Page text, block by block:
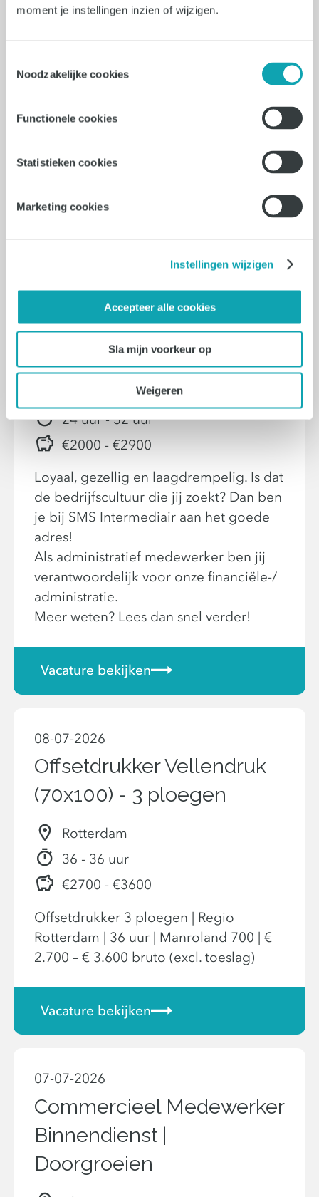
moment je instellingen inzien of wijzigen.
Noodzakelijke cookies
Functionele cookies
Statistieken cookies
Marketing cookies
Instellingen wijzigen
Accepteer alle cookies
Sla mijn voorkeur op
Weigeren
Communicatie
32 - 40 uur
Den Bosch | Creatieve campagnes |
Administratief
Medewerker (HR)
24 uur - 32 uur
€2000 - €2900
Loyaal, gezellig en laagdrempelig. Is dat
de bedrijfscultuur die jij zoekt? Dan ben
je bij SMS Intermediair aan het goede
adres!
Als administratief medewerker ben jij
verantwoordelijk voor onze financiële-/
administratie.
Meer weten? Lees dan snel verder!
Vacature bekijken
08-07-2026
Offsetdrukker Vellendruk
(70x100) - 3 ploegen
Rotterdam
36 - 36 uur
€2700 - €3600
Offsetdrukker 3 ploegen | Regio
Rotterdam | 36 uur | Manroland 700 | €
2.700 – € 3.600 bruto (excl. toeslag)
Vacature bekijken
07-07-2026
Commercieel Medewerker
Binnendienst |
Doorgroeien